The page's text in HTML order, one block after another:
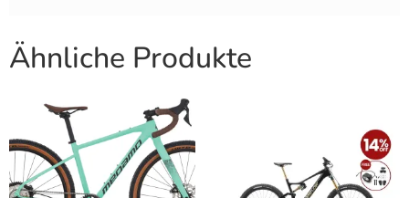
Ähnliche Produkte